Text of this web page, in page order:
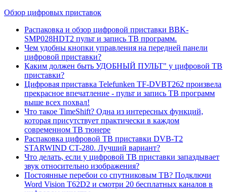
Обзор цифровых приставок
Распаковка и обзор цифровой приставки BBK-
SMP028HDT2 пульт и запись ТВ программ.
Чем удобны кнопки управления на передней панели
цифровой приставки?
Каким должен быть УДОБНЫЙ ПУЛЬТ" у цифровой ТВ
приставки?
Цифровая приставка Telefunken TF-DVBT262 произвела
прекрасное впечатление - пульт и запись ТВ программ
выше всех похвал!
Что такое TimeShift? Одна из интересных функций,
которая присутствует практически в каждом
современном ТВ тюнере
Распаковка цифровой ТВ приставки DVB-T2
STARWIND CT-280. Лучший вариант?
Что делать, если у цифровой ТВ приставки запаздывает
звук относительно изображения?
Постоянные перебои со спутниковым ТВ? Подключи
Word Vision T62D2 и смотри 20 бесплатных каналов в